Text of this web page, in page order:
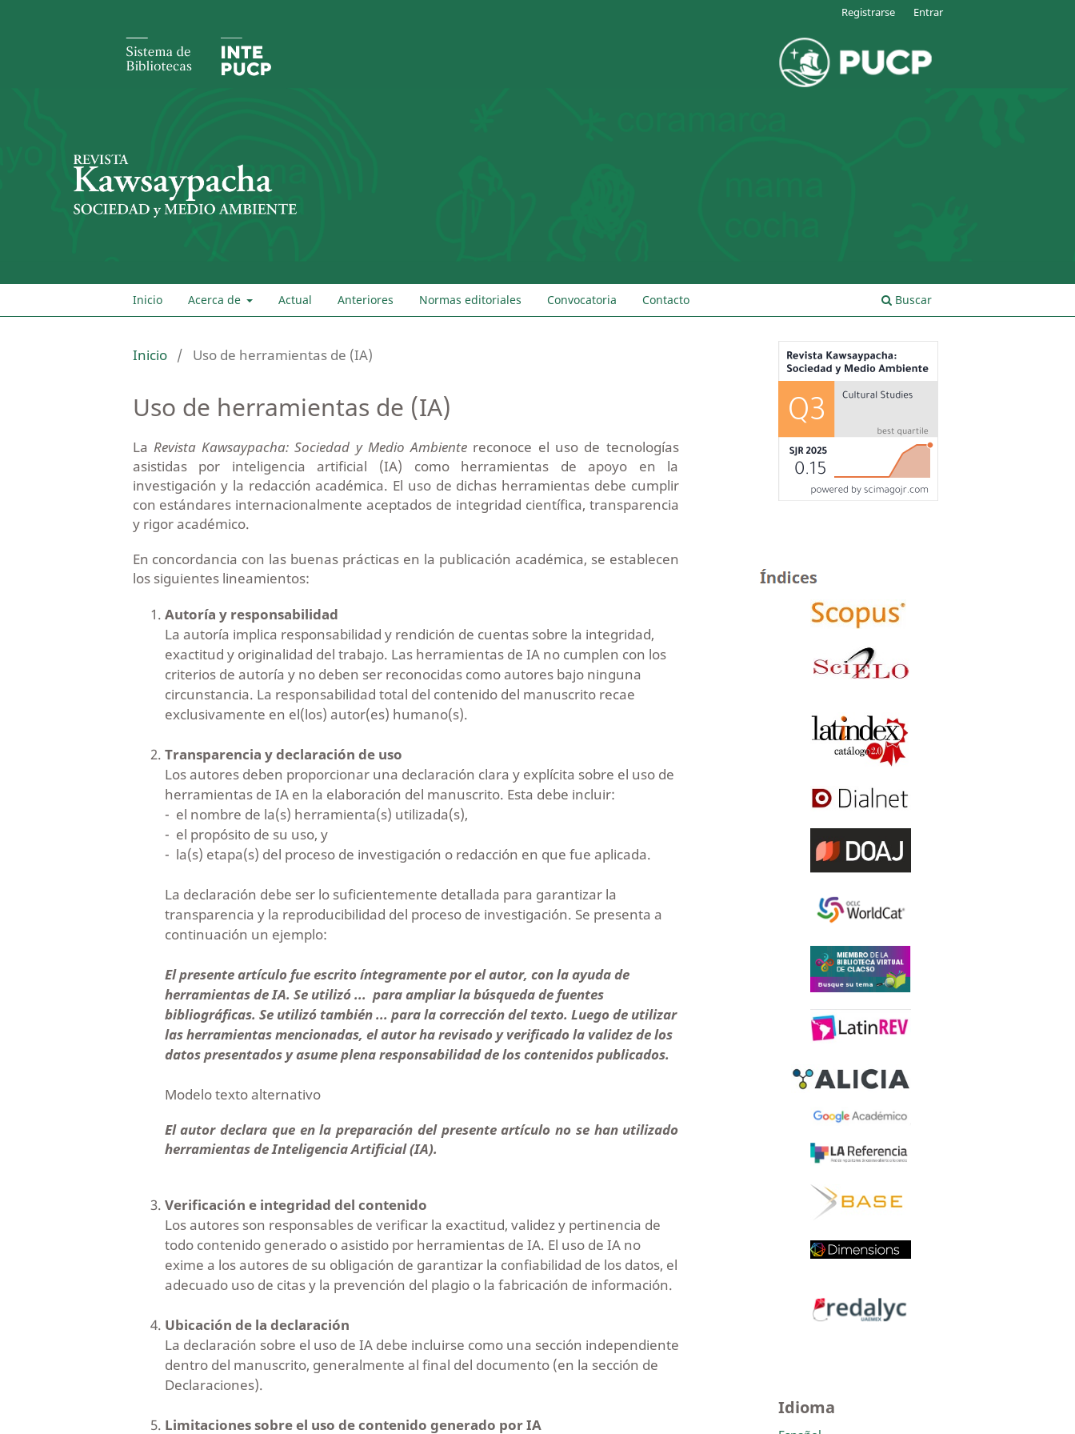
Inicio Acerca de Actual Anteriores Normas editoriales Convocatoria Contacto Buscar
Registrarse Entrar
Inicio / Uso de herramientas de (IA)
Uso de herramientas de (IA)
La Revista Kawsaypacha: Sociedad y Medio Ambiente reconoce el uso de tecnologías
asistidas por inteligencia artificial (IA) como herramientas de apoyo en la
investigación y la redacción académica. El uso de dichas herramientas debe cumplir
con estándares internacionalmente aceptados de integridad científica, transparencia
y rigor académico.
En concordancia con las buenas prácticas en la publicación académica, se establecen
los siguientes lineamientos:
Autoría y responsabilidad
La autoría implica responsabilidad y rendición de cuentas sobre la integridad,
exactitud y originalidad del trabajo. Las herramientas de IA no cumplen con los
criterios de autoría y no deben ser reconocidas como autores bajo ninguna
circunstancia. La responsabilidad total del contenido del manuscrito recae
exclusivamente en el(los) autor(es) humano(s).
Transparencia y declaración de uso
Los autores deben proporcionar una declaración clara y explícita sobre el uso de
herramientas de IA en la elaboración del manuscrito. Esta debe incluir:
- el nombre de la(s) herramienta(s) utilizada(s),
- el propósito de su uso, y
- la(s) etapa(s) del proceso de investigación o redacción en que fue aplicada.
La declaración debe ser lo suficientemente detallada para garantizar la
transparencia y la reproducibilidad del proceso de investigación. Se presenta a
continuación un ejemplo:
El presente artículo fue escrito íntegramente por el autor, con la ayuda de
herramientas de IA. Se utilizó ... para ampliar la búsqueda de fuentes
bibliográficas. Se utilizó también ... para la corrección del texto. Luego de utilizar
las herramientas mencionadas, el autor ha revisado y verificado la validez de los
datos presentados y asume plena responsabilidad de los contenidos publicados.
Modelo texto alternativo
El autor declara que en la preparación del presente artículo no se han utilizado
herramientas de Inteligencia Artificial (IA).
Verificación e integridad del contenido
Los autores son responsables de verificar la exactitud, validez y pertinencia de
todo contenido generado o asistido por herramientas de IA. El uso de IA no
exime a los autores de su obligación de garantizar la confiabilidad de los datos, el
adecuado uso de citas y la prevención del plagio o la fabricación de información.
Ubicación de la declaración
La declaración sobre el uso de IA debe incluirse como una sección independiente
dentro del manuscrito, generalmente al final del documento (en la sección de
Declaraciones).
Limitaciones sobre el uso de contenido generado por IA
Idioma